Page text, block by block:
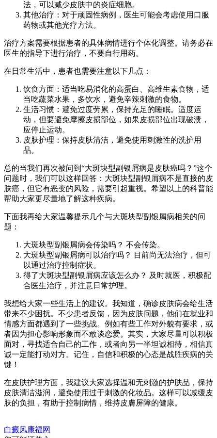
法，可以减少皮肤中的炎症细胞。
其他治疗：对于顽固性病例，医生可能会考虑使用口服
药物或其他光疗方法。
治疗方案需要根据患者的具体病情进行个体化调整。请务必在
医生的指导下进行治疗，不要自行用药。
在日常生活中，患者也需要注意以下几点：
饮食方面：适当吃易消化的高蛋白、高维生素食物，适
当吃蔬菜水果，多饮水，避免辛辣刺激的食物。
生活习惯：避免过度劳累，保持充足的睡眠。适度运
动，但要避免摩擦皮损部位，如果皮损部位出现破溃，
应停止运动。
皮肤护理：保持皮肤清洁，避免使用刺激性的洗护用
品。
总的当我们再次被问到“大斑块型副银屑病是皮肤癌吗？”这个
问题时，我们可以这样回答：大斑块型副银屑病不是直接的皮
肤癌，但它有恶变的风险，需要引起重视。希望以上的科普能
帮助大家更尽量地了解这种疾病。
下面我再给大家温馨提示几个与大斑块型副银屑病相关的问
题：
大斑块型副银屑病会传染吗？ 不会传染。
大斑块型副银屑病可以治疗吗？ 目前尚无法治疗，但可
以通过治疗控制症状。
得了大斑块型副银屑病应该怎么办？ 及时就医，积极配
合医生治疗，并注意日常护理。
我想给大家一些生活上的建议。我知道，确诊皮肤病会给生活
带来不少困扰。不少患者反馈，因为皮肤问题，他们在就业和
情感方面都遇到了一些挑战。例如有些工作对外貌有要求，或
者因为担心影响形象而不敢谈恋爱。其实，大家尽量可以积极
面对，寻找适合自己的工作，或者向另一半坦诚相待，相信真
诚一定能打动对方。记住，自信和积极的心态是战胜疾病的关
键！
在皮肤护理方面，我建议大家选择温和无刺激的护肤品，保持
皮肤清洁滋润，避免使用过于刺激的化妆品。这样可以减缓皮
肤的负担，有助于控制病情，维持皮膚屏障的健康。
白癜风康福网